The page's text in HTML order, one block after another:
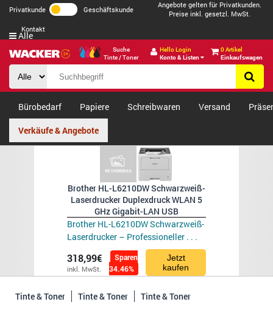
Privatkunde Geschäftskunde
Angebote gelten für Privatkunden.
Preise inkl. gesetzl. MwSt.
Kontakt
Suche
Tinte / Toner
Hello Login
Konto & Listen
0 Artikel
Einkaufswagen
Alle
Bürobedarf Papiere Schreibwaren Versand
Verkäufe & Angebote
Brother HL-L6210DW Schwarzweiß-
Laserdrucker Duplexdruck WLAN 5
GHz Gigabit-LAN USB
Brother HL-L6210DW Schwarzweiß-
Laserdrucker – Professioneller . . .
318,99€
inkl. MwSt.
Sparen
34.46%
Jetzt
kaufen
Tinte & Toner Tinte & Toner Tinte & Toner